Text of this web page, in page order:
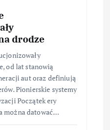
drodze
od lat stanowią
aut oraz definiują
Pionierskie systemy
Początek ery
można datować…